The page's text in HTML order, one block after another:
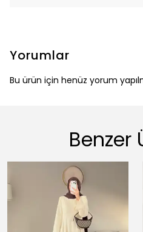
Yorumlar
Bu ürün için henüz yorum
Benzer